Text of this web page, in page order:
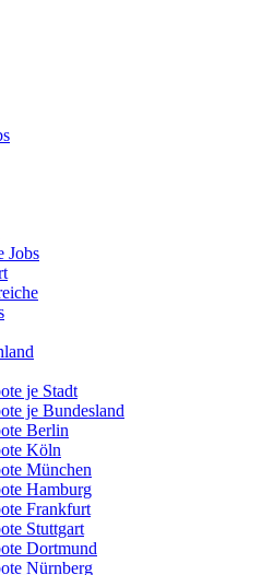
Jobs
je Stadt
je Bundesland
Berlin
Köln
München
Hamburg
Frankfurt
Stuttgart
Dortmund
Nürnberg